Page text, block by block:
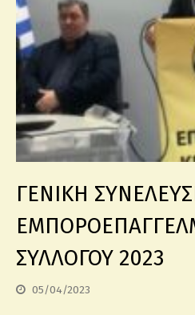
ΓΕΝΙΚΗ
ΣΥΛΛΟΓΟΥ 2023
05/04/2023